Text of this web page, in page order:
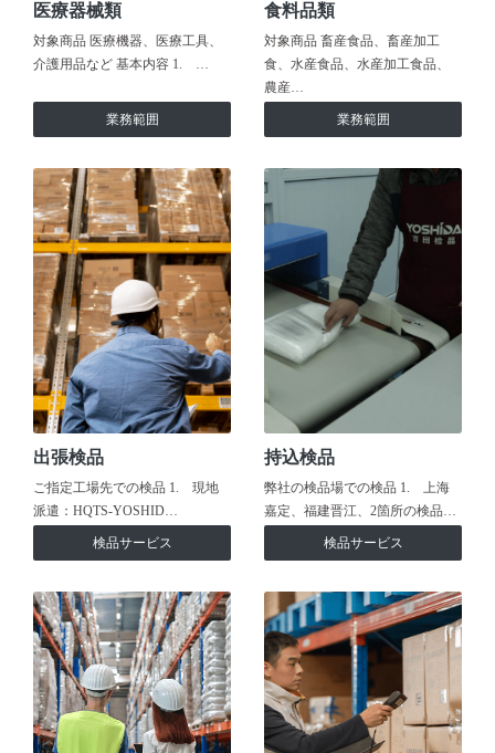
医療器械類
対象商品 医療機器、医療工具、
介護用品など 基本内容 1. …
業務範囲
食料品類
対象商品 畜産食品、畜産加工
食、水産食品、水産加工食品、
農産…
業務範囲
出張検品
ご指定工場先での検品 1. 現地
派遣：HQTS-YOSHID…
検品サービス
持込検品
弊社の検品場での検品 1. 上海
嘉定、福建晋江、2箇所の検品…
検品サービス